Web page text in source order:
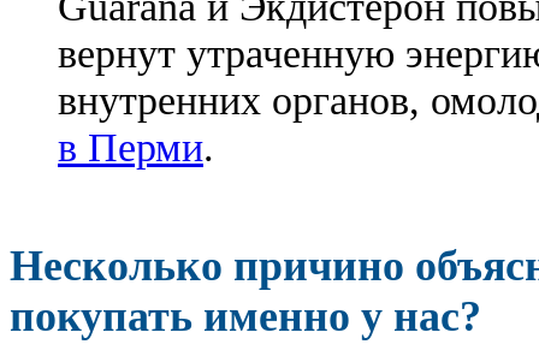
вернут утраченную
внутренних органов,
в Перми.
Несколько причино
покупать именно у нас?